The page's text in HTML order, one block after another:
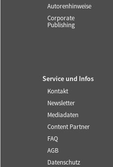
Autorenhinweise
Corporate
Publishing
Service und Infos
Kontakt
Newsletter
Mediadaten
Content Partner
FAQ
AGB
Datenschutz